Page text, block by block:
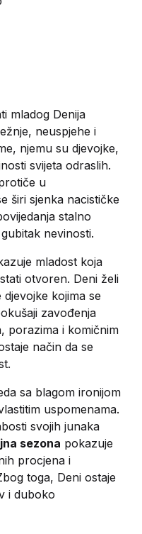
mladog Denija
neuspjehe i
njemu su djevojke,
svijeta odraslih.
u
širi sjenka nacističke
stalno
nevinosti.
mladost koja
otvoren. Deni želi
kojima se
zavođenja
porazima i komičnim
način da se
sa blagom ironijom
uspomenama.
svojih junaka
sezona pokazuje
procjena i
toga, Deni ostaje
i duboko